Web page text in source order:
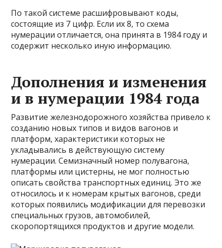
По такой системе расшифровывают коды,
состоящие из 7 цифр. Если их 8, то схема
нумерации отличается, она принята в 1984 году и
содержит несколько иную информацию.
Дополнения и изменения
и в нумерации 1984 года
Развитие железнодорожного хозяйства привело к
созданию новых типов и видов вагонов и
платформ, характеристики которых не
укладывались в действующую систему
нумерации. Семизначный номер полувагона,
платформы или цистерны, не мог полностью
описать свойства транспортных единиц. Это же
относилось и к номерам крытых вагонов, среди
которых появились модификации для перевозки
специальных грузов, автомобилей,
скоропортящихся продуктов и другие модели.